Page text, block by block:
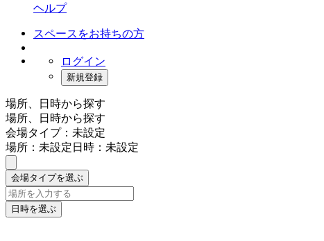
ヘルプ
スペースをお持ちの方
ログイン
新規登録
場所、日時から探す
場所、日時から探す
会場タイプ：未設定
場所：未設定日時：未設定
会場タイプを選ぶ
日時を選ぶ